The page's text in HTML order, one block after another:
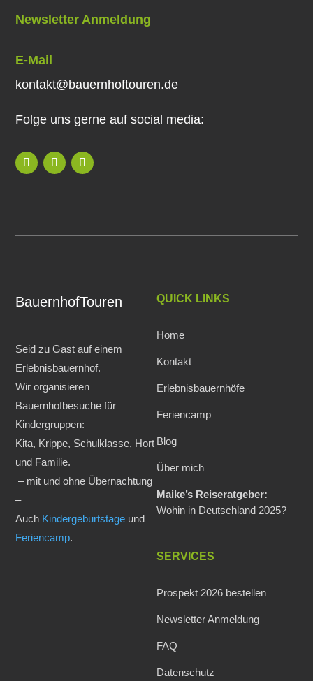
Newsletter Anmeldung
E-Mail
kontakt@bauernhoftouren.de
Folge uns gerne auf social media:
BauernhofTouren
Seid zu Gast auf einem
Erlebnisbauernhof.
Wir organisieren
Bauernhofbesuche für
Kindergruppen:
Kita, Krippe, Schulklasse, Hort
und Familie.
– mit und ohne Übernachtung
–
Auch Kindergeburtstage und
Feriencamp.
QUICK LINKS
Home
Kontakt
Erlebnisbauernhöfe
Feriencamp
Blog
Über mich
Maike’s Reiseratgeber:
Wohin in Deutschland 2025?
SERVICES
Prospekt 2026 bestellen
Newsletter Anmeldung
FAQ
Datenschutz